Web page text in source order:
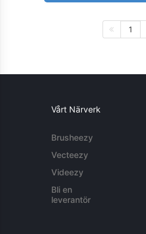
1
Vårt Närverk
Brusheezy
Vecteezy
Videezy
Bli en
leverantör